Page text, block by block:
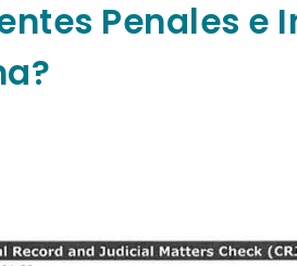
Penales e